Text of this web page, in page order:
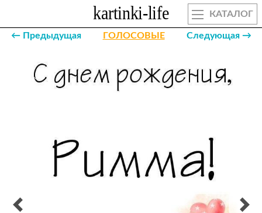
КАТАЛОГ
← Предыдущая ГОЛОСОВЫЕ Следующая →